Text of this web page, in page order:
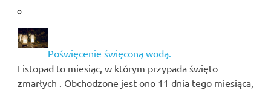
Poświęcenie święconą wodą.
Listopad to miesiąc, w którym przypada święto
zmarłych . Obchodzone jest ono 11 dnia tego miesiąca,